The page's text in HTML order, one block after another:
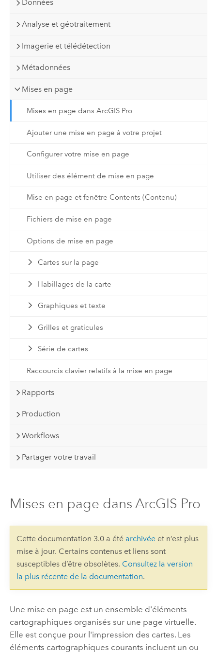
Données
Analyse et géotraitement
Imagerie et télédétection
Métadonnées
Mises en page
Mises en page dans ArcGIS Pro
Ajouter une mise en page à votre projet
Configurer votre mise en page
Utiliser des élément de mise en page
Mise en page et fenêtre Contents (Contenu)
Fichiers de mise en page
Options de mise en page
Cartes sur la page
Habillages de la carte
Graphiques et texte
Grilles et graticules
Série de cartes
Raccourcis clavier relatifs à la mise en page
Rapports
Production
Workflows
Partager votre travail
Mises en page dans ArcGIS Pro
Cette documentation 3.0 a été archivéeet n’est plus
mise à jour. Certains contenus et liens sont
susceptibles d’être obsolètes. Consultez la version
la plus récente de la documentation.
Une mise en page est un ensemble d'éléments
cartographiques organisés sur une page virtuelle.
Elle est conçue pour l'impression des cartes. Les
éléments cartographiques courants incluent un ou